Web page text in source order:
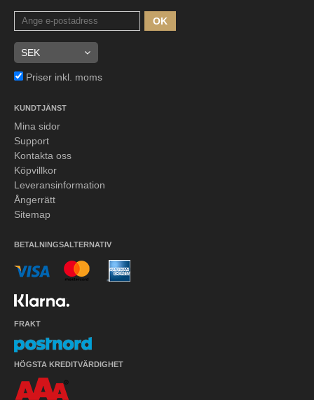
OK
Priser inkl. moms
KUNDTJÄNST
Mina sidor
Support
Kontakta oss
Köpvillkor
Leveransinformation
Ångerrätt
Sitemap
BETALNINGSALTERNATIV
FRAKT
HÖGSTA KREDITVÄRDIGHET